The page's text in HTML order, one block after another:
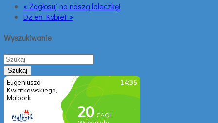
« Zagłosuj na naszą laleczkę!
Dzień Kobiet »
Wyszukiwanie